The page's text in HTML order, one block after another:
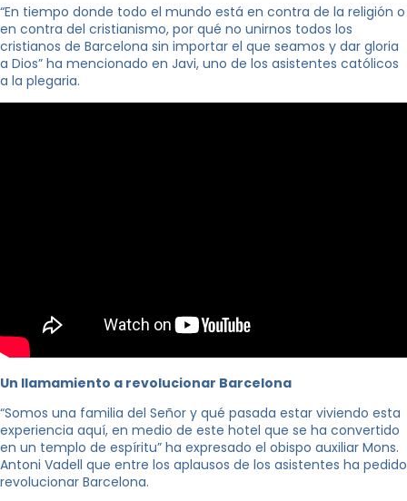
“En tiempo donde todo el mundo está en contra de la religión o
en contra del cristianismo, por qué no unirnos todos los
cristianos de Barcelona sin importar el que seamos y dar gloria
a Dios” ha mencionado en Javi, uno de los asistentes católicos
a la plegaria.
Un llamamiento a revolucionar Barcelona
“Somos una familia del Señor y qué pasada estar viviendo esta
experiencia aquí, en medio de este hotel que se ha convertido
en un templo de espíritu” ha expresado el obispo auxiliar Mons.
Antoni Vadell que entre los aplausos de los asistentes ha pedido
revolucionar Barcelona.